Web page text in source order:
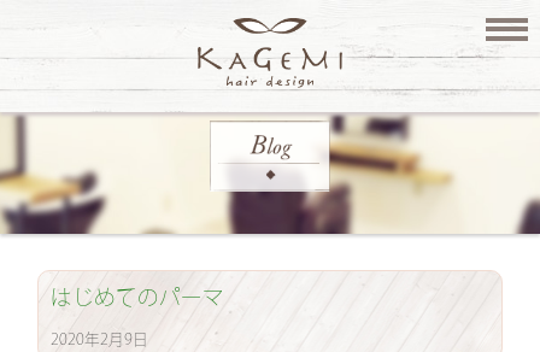
はじめてのパーマ
2020年2月9日